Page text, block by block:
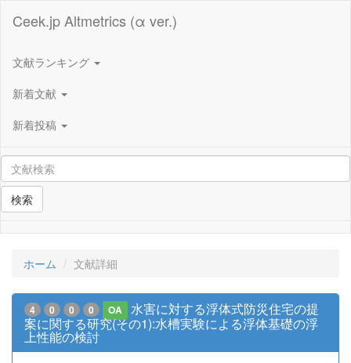
Ceek.jp Altmetrics (α ver.)
文献ランキング
新着文献
新着投稿
検索
ホーム 文献詳細
4 0 0 0 OA
水害に対する浮体式防災住宅の提
案に関する研究(その1):水槽実験による浮体基礎の浮
上性能の検討